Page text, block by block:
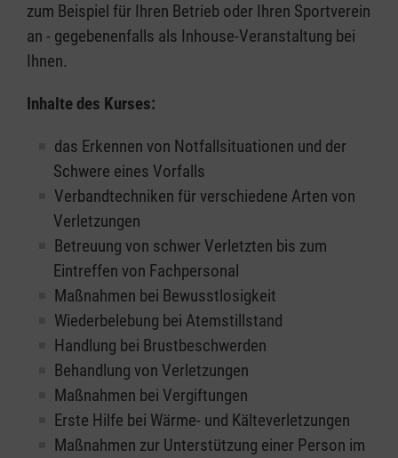
zum Beispiel für Ihren Betrieb oder Ihren Sportverein
an - gegebenenfalls als Inhouse-Veranstaltung bei
Ihnen.
Inhalte des Kurses:
das Erkennen von Notfallsituationen und der
Schwere eines Vorfalls
Verbandtechniken für verschiedene Arten von
Verletzungen
Betreuung von schwer Verletzten bis zum
Eintreffen von Fachpersonal
Maßnahmen bei Bewusstlosigkeit
Wiederbelebung bei Atemstillstand
Handlung bei Brustbeschwerden
Behandlung von Verletzungen
Maßnahmen bei Vergiftungen
Erste Hilfe bei Wärme- und Kälteverletzungen
Maßnahmen zur Unterstützung einer Person im